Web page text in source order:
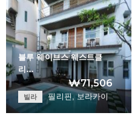
블루 웨이브스 웨스트클
리…
₩71,506
빌라 필리핀, 보라카이